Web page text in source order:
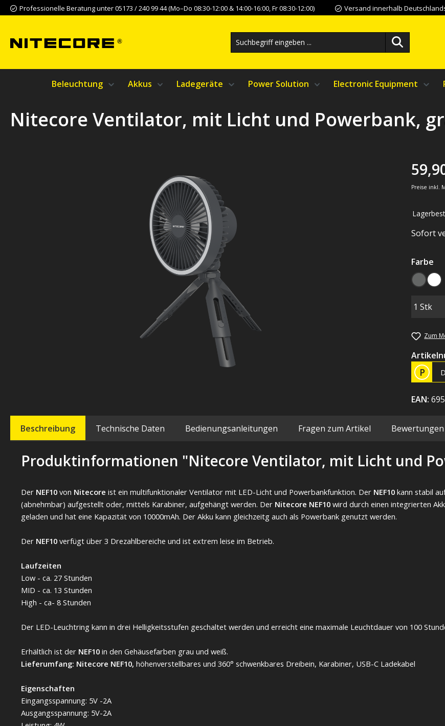
Hauptinhalt springen
Zur Suche springen
Zur Hauptnavigation springen
Professionelle Beratung unter 05173 / 240 99 44 (Mo–Do 08:30-12:00 & 14:00-16:00, Fr 08:30-12:00) Versand innerhalb
Beleuchtung Akkus Ladegeräte Power Solution Electronic Equipment
Nitecore Ventilator, mit Licht und Powerbank,
Preise inkl.
Sofort
Farbe
grau
Zum
P
EAN:
Beschreibung Technische Daten Bedienungsanleitungen Fragen zum Artikel Bewertungen
Produktinformationen "Nitecore Ventilator, mit Licht und
Der NEF10 von Nitecore ist ein multifunktionaler Ventilator mit LED-Licht und Powerbankfunktion. Der NEF10 kann stabil
(abnehmbar) aufgestellt oder, mittels Karabiner, aufgehängt werden. Der Nitecore NEF10 wird durch einen integrierten
geladen und hat eine Kapazität von 10000mAh. Der Akku kann gleichzeitg auch als Powerbank genutzt werden.
Der NEF10 verfügt über 3 Drezahlbereiche und ist extrem leise im Betrieb.
Laufzeiten
Low - ca. 27 Stunden
MID - ca. 13 Stunden
High - ca- 8 Stunden
Der LED-Leuchtring kann in drei Helligkeitsstufen geschaltet werden und erreicht eine maximale Leuchtdauer von 100
Erhältlich ist der NEF10 in den Gehäusefarben grau und weiß.
Lieferumfang: Nitecore NEF10, höhenverstellbares und 360° schwenkbares Dreibein, Karabiner, USB-C Ladekabel
Eigenschaften
Eingangsspannung: 5V -2A
Ausgangsspannung: 5V-2A